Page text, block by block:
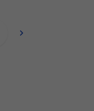
comparando